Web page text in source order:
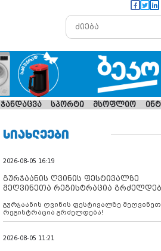
ჯანდაცვა სპორტი მსოფლიო
ᲡᲘᲐᲮᲚᲔᲔᲑᲘ
2026-08-05 16:19
გურჯაანის ღვინის ფესტივალზე
მეღვინეთა რეგისტრაცია
გურჯაანის ღვინის ფესტივალზე
რეგისტრაცია გრძელდება!
2026-08-05 11:21